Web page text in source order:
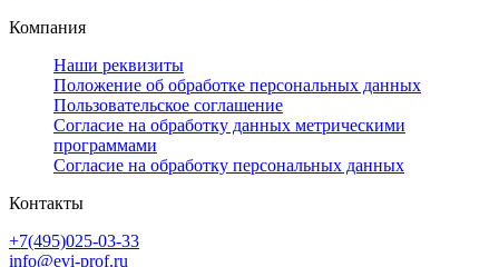
Компания
Наши реквизиты
Положение об обработке персональных данных
Пользовательское соглашение
Согласие на обработку данных метрическими
программами
Согласие на обработку персональных данных
Контакты
+7(495)025-03-33
info@evi-prof.ru